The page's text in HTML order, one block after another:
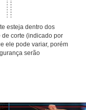
esteja dentro dos
de corte (indicado por
ele pode variar, porém
serão